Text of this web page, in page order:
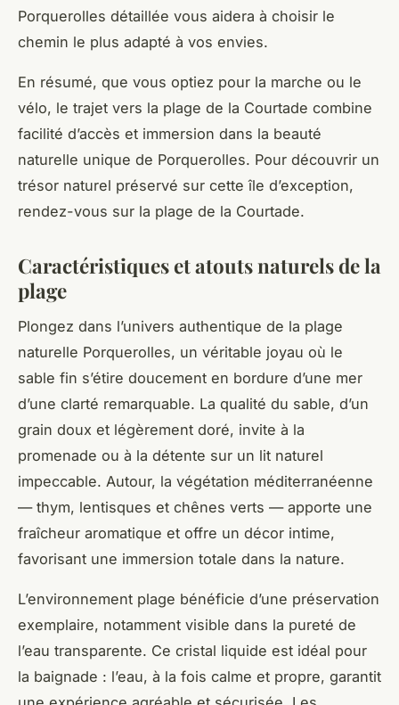
Porquerolles détaillée vous aidera à choisir le
chemin le plus adapté à vos envies.
En résumé, que vous optiez pour la marche ou le
vélo, le trajet vers la plage de la Courtade combine
facilité d’accès et immersion dans la beauté
naturelle unique de Porquerolles. Pour découvrir un
trésor naturel préservé sur cette île d’exception,
rendez-vous sur la plage de la Courtade.
Caractéristiques et atouts naturels de la
plage
Plongez dans l’univers authentique de la plage
naturelle Porquerolles, un véritable joyau où le
sable fin s’étire doucement en bordure d’une mer
d’une clarté remarquable. La qualité du sable, d’un
grain doux et légèrement doré, invite à la
promenade ou à la détente sur un lit naturel
impeccable. Autour, la végétation méditerranéenne
— thym, lentisques et chênes verts — apporte une
fraîcheur aromatique et offre un décor intime,
favorisant une immersion totale dans la nature.
L’environnement plage bénéficie d’une préservation
exemplaire, notamment visible dans la pureté de
l’eau transparente. Ce cristal liquide est idéal pour
la baignade : l’eau, à la fois calme et propre, garantit